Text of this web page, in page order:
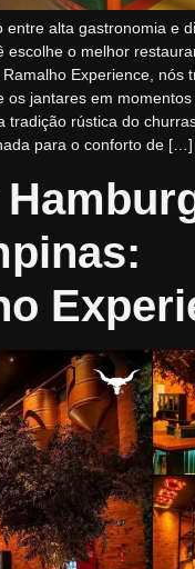
entre alta gastronomia e
escolhe o melhor
Experience, nós
os jantares em momentos
tradição rústica do
para o conforto de […]